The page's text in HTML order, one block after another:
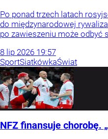
Po ponad trzech latach
do międzynarodowej
po zawieszeniu może odbyć
8 lip 2026 19:57
SportSiatkówkaŚwiat
NFZ finansuje chorobę.